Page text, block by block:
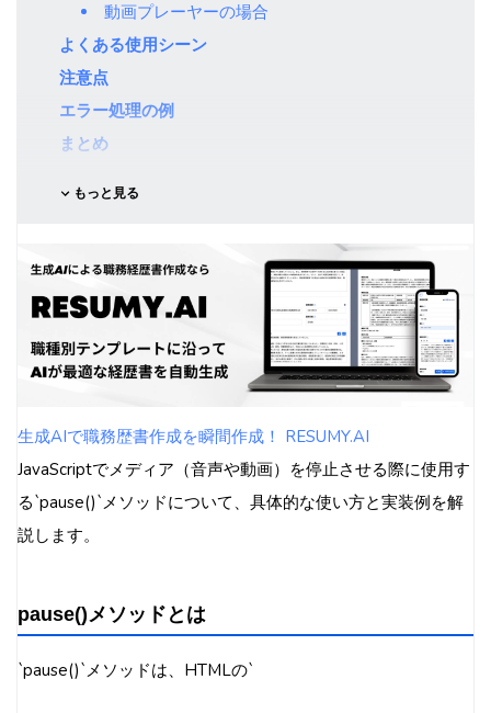
動画プレーヤーの場合
よくある使用シーン
注意点
エラー処理の例
まとめ
もっと見る
生成AIで職務歴書作成を瞬間作成！ RESUMY.AI
JavaScriptでメディア（音声や動画）を停止させる際に使用す
る`pause()`メソッドについて、具体的な使い方と実装例を解
説します。
pause()メソッドとは
`pause()`メソッドは、HTMLの`